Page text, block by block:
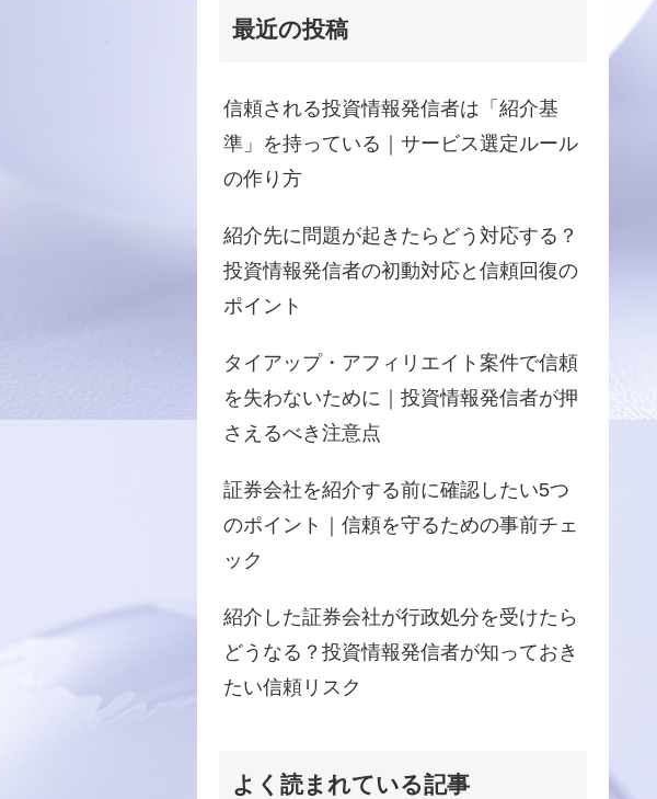
最近の投稿
信頼される投資情報発信者は「紹介基
準」を持っている｜サービス選定ルール
の作り方
紹介先に問題が起きたらどう対応する？
投資情報発信者の初動対応と信頼回復の
ポイント
タイアップ・アフィリエイト案件で信頼
を失わないために｜投資情報発信者が押
さえるべき注意点
証券会社を紹介する前に確認したい5つ
のポイント｜信頼を守るための事前チェ
ック
紹介した証券会社が行政処分を受けたら
どうなる？投資情報発信者が知っておき
たい信頼リスク
よく読まれている記事